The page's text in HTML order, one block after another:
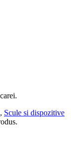
, Scule si dispozitive